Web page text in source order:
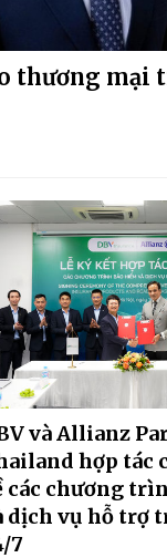
thương mại
và Allianz
hợp tác
các chương
dịch vụ hỗ trợ
7